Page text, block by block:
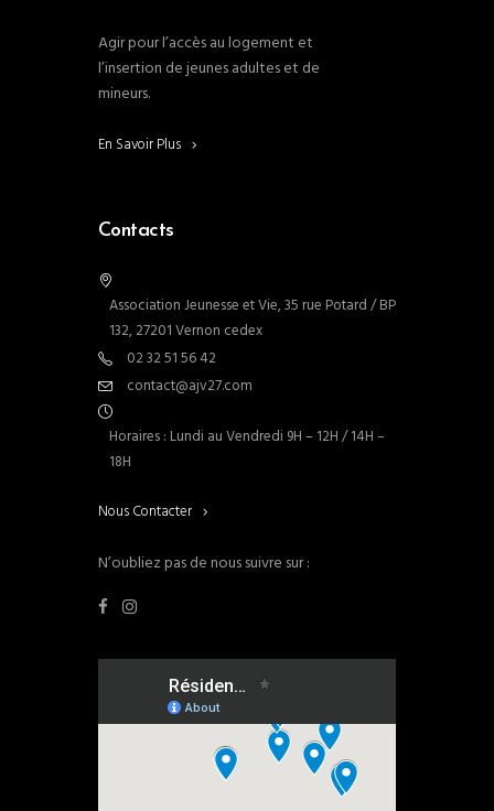
Agir pour l’accès au logement et
l’insertion de jeunes adultes et de
mineurs.
En Savoir Plus
Contacts
Association Jeunesse et Vie, 35 rue Potard / BP
132, 27201 Vernon cedex
02 32 51 56 42
contact@ajv27.com
Horaires : Lundi au Vendredi 9H – 12H / 14H –
18H
Nous Contacter
N’oubliez pas de nous suivre sur :